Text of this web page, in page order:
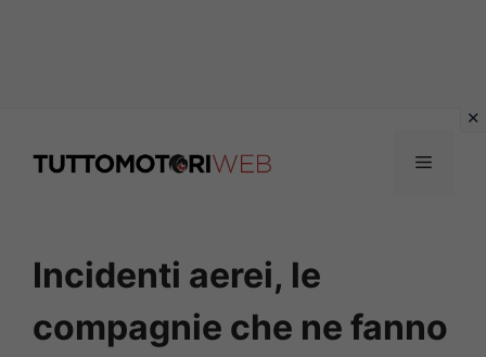
Menu
Incidenti aerei, le
compagnie che ne fanno